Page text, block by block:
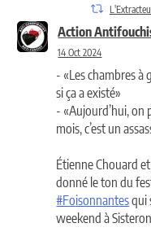
Action
14 Oct 2024
- «Les chambres à
si ça a existé»
- «Aujourd’hui,
mois, c’est un
Étienne Chouard
donné le ton du
#Foisonnantesqui
weekend à